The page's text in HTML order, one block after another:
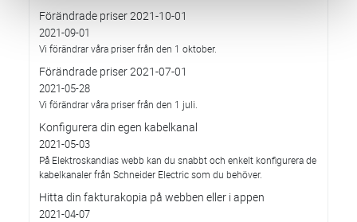
Förändrade priser 2021-10-01
2021-09-01
Vi förändrar våra priser från den 1 oktober.
Förändrade priser 2021-07-01
2021-05-28
Vi förändrar våra priser från den 1 juli.
Konfigurera din egen kabelkanal
2021-05-03
På Elektroskandias webb kan du snabbt och enkelt konfigurera de
kabelkanaler från Schneider Electric som du behöver.
Hitta din fakturakopia på webben eller i appen
2021-04-07